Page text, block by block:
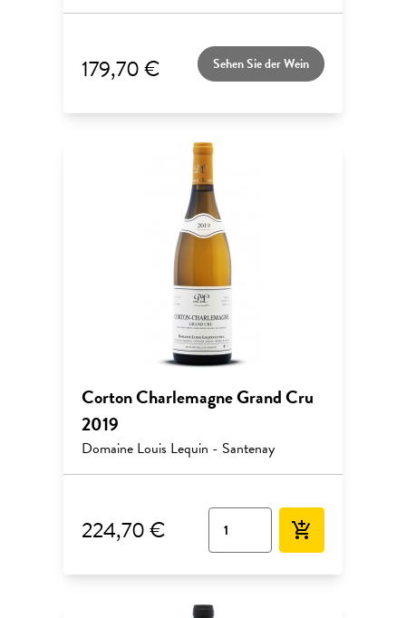
179,70 € Sehen Sie der Wein
Corton Charlemagne Grand Cru
2019
Domaine Louis Lequin - Santenay
224,70 € add_shopping_cart